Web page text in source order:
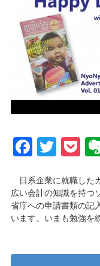
日系企業に就職した
広い会計の知識を持つ
省庁への申請書類の記
います。いまも勉強を